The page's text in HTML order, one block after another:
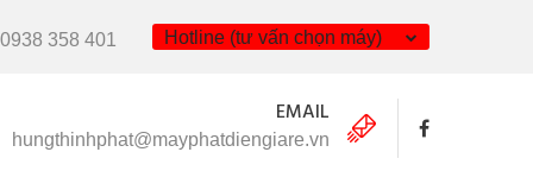
Hotline (tư vấn chọn máy)
0938 358 401
EMAIL
hungthinhphat@mayphatdiengiare.vn